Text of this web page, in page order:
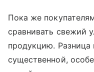
Пока же
сравнивать свежий
продукцию.
существенной,